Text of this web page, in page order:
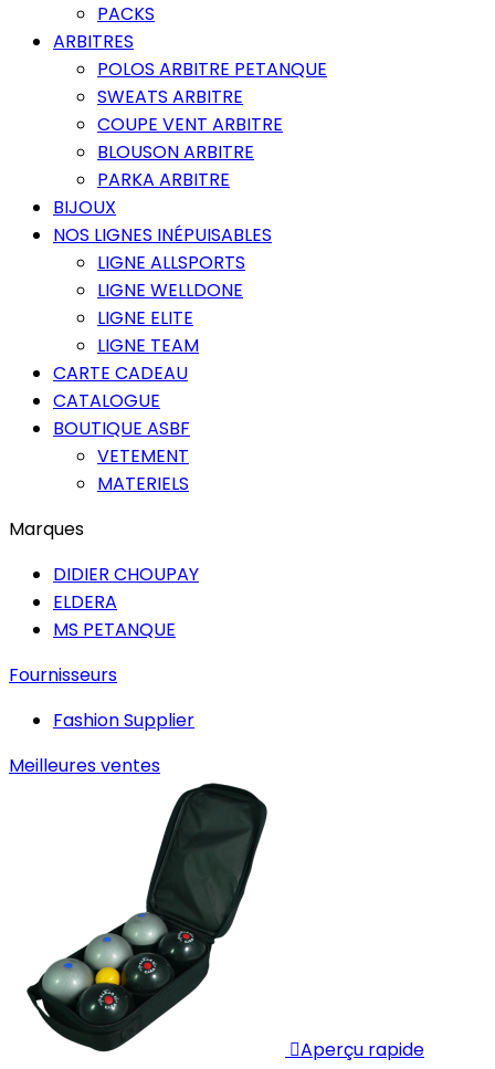
PACKS
ARBITRES
POLOS ARBITRE PETANQUE
SWEATS ARBITRE
COUPE VENT ARBITRE
BLOUSON ARBITRE
PARKA ARBITRE
BIJOUX
NOS LIGNES INÉPUISABLES
LIGNE ALLSPORTS
LIGNE WELLDONE
LIGNE ELITE
LIGNE TEAM
CARTE CADEAU
CATALOGUE
BOUTIQUE ASBF
VETEMENT
MATERIELS
Marques
DIDIER CHOUPAY
ELDERA
MS PETANQUE
Fournisseurs
Fashion Supplier
Meilleures ventes
Aperçu rapide